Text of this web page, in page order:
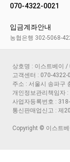
070-4322-0021
입금계좌안내
농협은행 302-5068-
상호명 : 이스트베이 /
고객센터 : 070-4322-
주소 : 서울시 송파구
개인정보관리책임자
사업자등록번호 :
통신판매업신고 : 제
Copyright © 이스트